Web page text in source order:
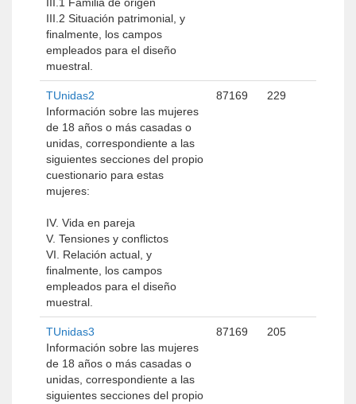
III.2 Situación patrimonial, y
finalmente, los campos
empleados para el diseño
muestral.
TUnidas2
Información sobre las mujeres
de 18 años o más casadas o
unidas, correspondiente a las
siguientes secciones del propio
cuestionario para estas
mujeres:
IV. Vida en pareja
V. Tensiones y conflictos
VI. Relación actual, y
finalmente, los campos
empleados para el diseño
muestral.
87169 229
TUnidas3
Información sobre las mujeres
de 18 años o más casadas o
unidas, correspondiente a las
siguientes secciones del propio
87169 205